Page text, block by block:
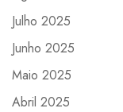
Julho 2025
Junho 2025
Maio 2025
Abril 2025